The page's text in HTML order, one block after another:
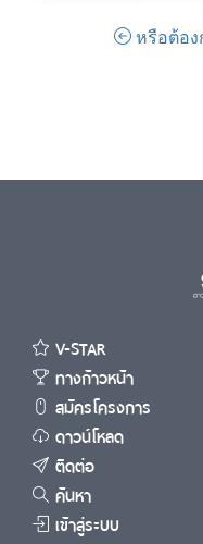
หรือต้อง
V-STAR
ทางก้าวหน้า
สมัครโครงการ
ดาวน์โหลด
ติดต่อ
ค้นหา
เข้าสู่ระบบ